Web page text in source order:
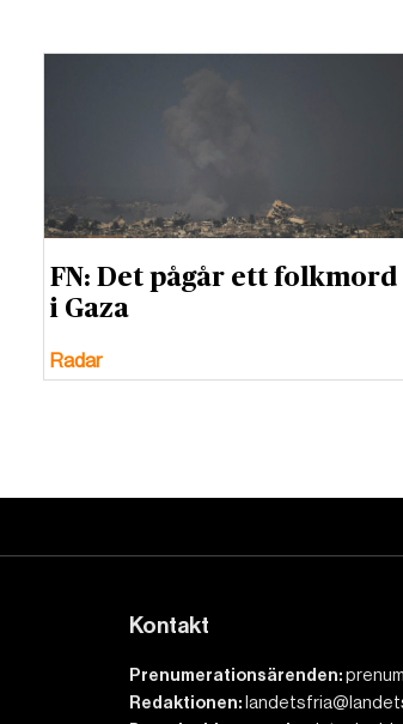
FN: Det pågår ett folkmord
i Gaza
Radar
Kontakt
Prenumerationsärenden:
Redaktionen: